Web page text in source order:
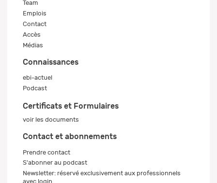
Team
Emplois
Contact
Accès
Médias
Connaissances
ebi-actuel
Podcast
Certificats et Formulaires
voir les documents
Contact et abonnements
Prendre contact
S'abonner au podcast
Newsletter: réservé exclusivement aux professionnels
avec login